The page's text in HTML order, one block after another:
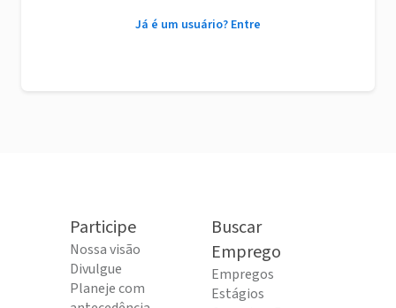
Já é um usuário? Entre
Participe
Nossa visão
Divulgue
Planeje com
Buscar
Emprego
Empregos
Estágios